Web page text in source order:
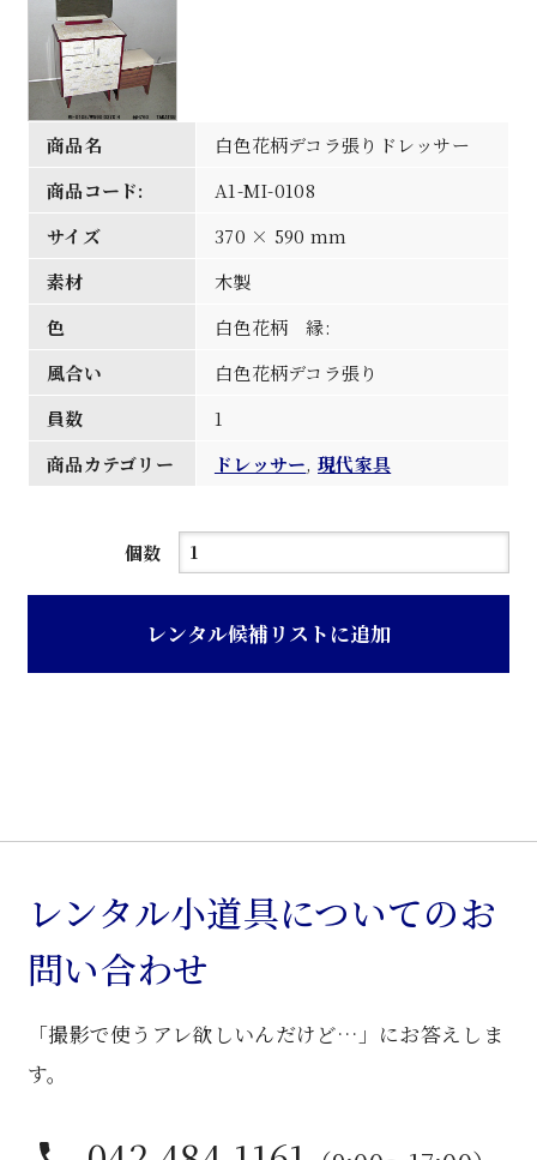
商品名
白色花柄デコラ張りドレッサー
商品コード:
A1-MI-0108
サイズ
370 × 590 mm
素材
木製
色
白色花柄 縁:
風合い
白色花柄デコラ張り
員数
1
商品カテゴリー
ドレッサー,現代家具
個数
白
柄
レ
ッ
サ
個
レンタル候補リストに追加
レンタル小道具についてのお
問い合わせ
「撮影で使うアレ欲しいんだけど…」にお答えしま
す。